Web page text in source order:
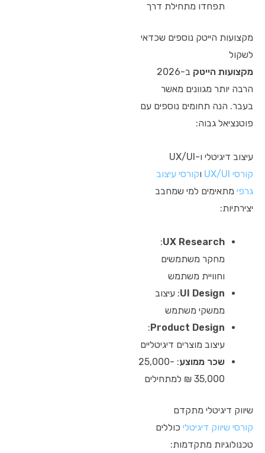
תפחדו מתחילת דרך
מקצועות הייטק נוספים שכדאי
לשקול
מקצועות הייטק
ב-2026
הרבה יותר מגוונים מאשר
בעבר. הנה תחומים נוספים עם
פוטנציאל גבוה:
עיצוב דיגיטלי ו-UX/UI
קורסי UX/UI
וקורסי עיצוב
גרפי מתאימים למי שמחבב
יצירתיות:
UX Research
:
מחקר משתמשים
וחוויית משתמש
UI Design: עיצוב
ממשקי משתמש
Product Design
:
עיצוב מוצרים דיגיטליים
שכר ממוצע : 25,000-
35,000 ₪ למתחילים
שיווק דיגיטלי מתקדם
קורסי שיווק דיגיטלי כוללים
טכנולוגיות מתקדמות: